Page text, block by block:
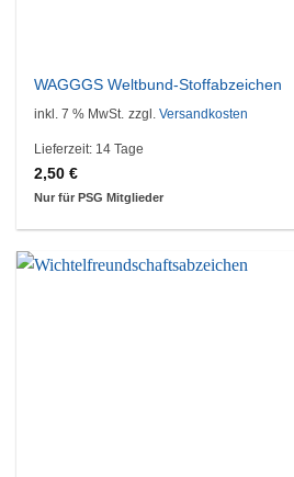
WAGGGS Weltbund-Stoffabzeichen
inkl. 7 % MwSt. zzgl.Versandkosten
Lieferzeit: 14 Tage
2,50€
Nur für PSG Mitglieder